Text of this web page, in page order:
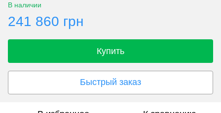
В наличии
241 860 грн
Купить
Быстрый заказ